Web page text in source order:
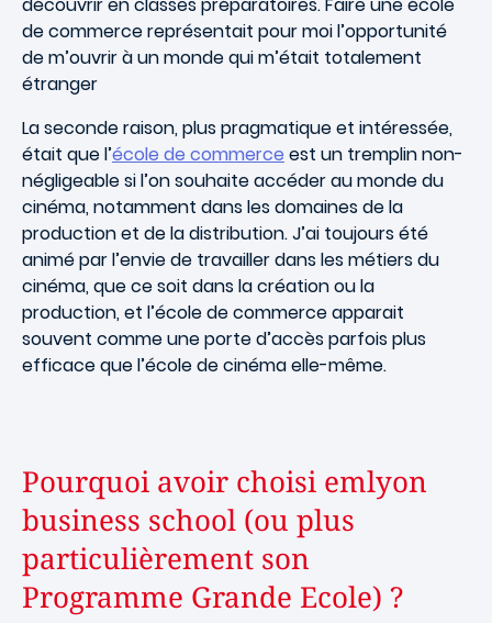
de commerce représentait pour moi l’opportunité
de m’ouvrir à un monde qui m’était totalement
étranger
La seconde raison, plus pragmatique et intéressée,
était que l’école de commerce est un tremplin non-
négligeable si l’on souhaite accéder au monde du
cinéma, notamment dans les domaines de la
production et de la distribution. J’ai toujours été
animé par l’envie de travailler dans les métiers du
cinéma, que ce soit dans la création ou la
production, et l’école de commerce apparait
souvent comme une porte d’accès parfois plus
efficace que l’école de cinéma elle-même.
Pourquoi avoir choisi emlyon
business school (ou plus
particulièrement son
Programme Grande Ecole) ?